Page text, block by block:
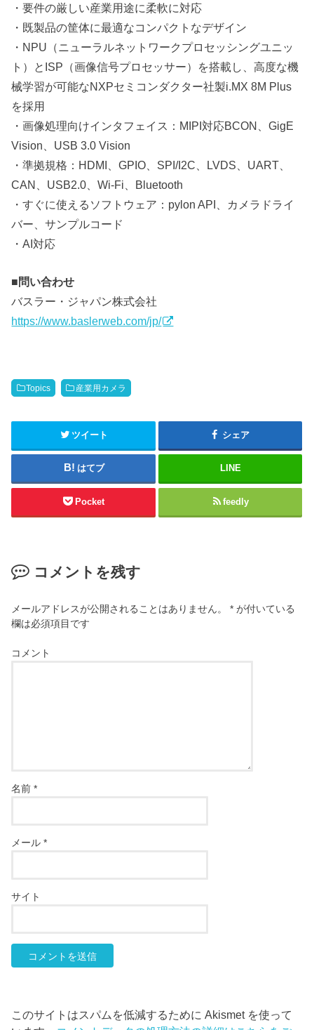
・要件の厳しい産業用途に柔軟に対応
・既製品の筐体に最適なコンパクトなデザイン
・NPU（ニューラルネットワークプロセッシングユニッ
ト）とISP（画像信号プロセッサー）を搭載し、高度な機
械学習が可能なNXPセミコンダクター社製i.MX 8M Plus
を採用
・画像処理向けインタフェイス：MIPI対応BCON、GigE
Vision、USB 3.0 Vision
・準拠規格：HDMI、GPIO、SPI/I2C、LVDS、UART、
CAN、USB2.0、Wi-Fi、Bluetooth
・すぐに使えるソフトウェア：pylon API、カメラドライ
バー、サンプルコード
・AI対応
■問い合わせ
バスラー・ジャパン株式会社
https://www.baslerweb.com/jp/
Topics 産業用カメラ
ツイート シェア
はてブ LINE
Pocket feedly
コメントを残す
メールアドレスが公開されることはありません。 * が付いている
欄は必須項目です
コメント
名前*
メール*
サイト
このサイトはスパムを低減するために Akismet を使って